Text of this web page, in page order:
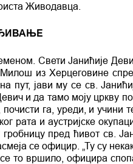
Живодавца.
Свети Јанићије
из Херцеговине
јави му се св.
и да тамо моју цркву
га, уреди, и учини
рата и аустријске
пред ћивот св.
се официр. „Ту су
то вршило, официра